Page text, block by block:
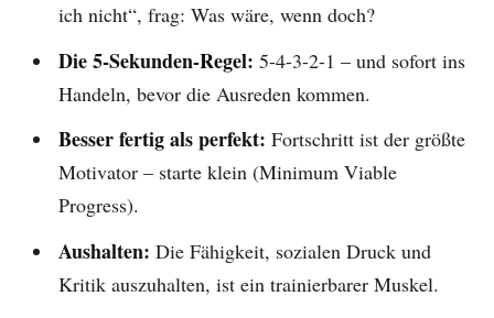
ich nicht“, frag: Was wäre, wenn doch?
Die 5-Sekunden-Regel: 5-4-3-2-1 – und sofort ins
Handeln, bevor die Ausreden kommen.
Besser fertig als perfekt: Fortschritt ist der größte
Motivator – starte klein (Minimum Viable
Progress).
Aushalten: Die Fähigkeit, sozialen Druck und
Kritik auszuhalten, ist ein trainierbarer Muskel.